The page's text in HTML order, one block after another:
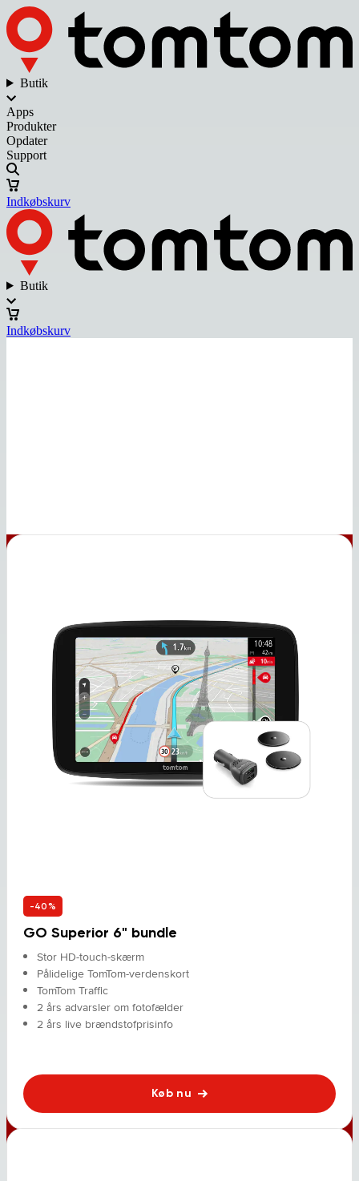
Butik
Apps
Produkter
Opdater
Support
Indkøbskurv
Butik
Indkøbskurv
-40%
GO Superior 6" bundle
Stor HD-touch-skærm
Pålidelige TomTom-verdenskort
TomTom Traffic
2 års advarsler om fotofælder
2 års live brændstofprisinfo
Køb nu